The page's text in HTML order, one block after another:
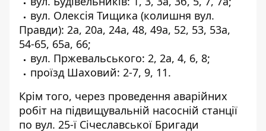
вул. Олексія Тищика (колишня вул.
Правди): 2а, 20а, 24а, 48, 49а, 52, 53, 53а,
54-65, 65а, 66;
вул. Пржевальського: 2, 2а, 4, 6, 8;
проїзд Шаховий: 2-7, 9, 11.
Крім того, через проведення аварійних
робіт на підвищувальній насосній станції
по вул. 25-ї Січеславської Бригади